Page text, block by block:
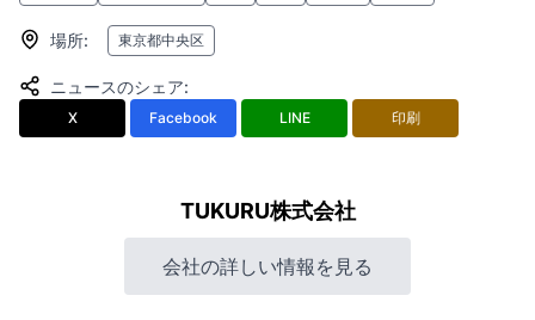
場所: 東京都中央区
ニュースのシェア:
X Facebook LINE 印刷
TUKURU株式会社
会社の詳しい情報を見る